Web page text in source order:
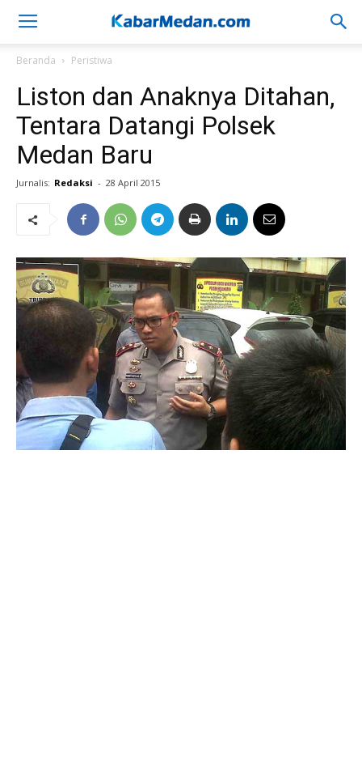
Beranda Peristiwa
Liston dan Anaknya Ditahan,
Tentara Datangi Polsek
Medan Baru
Jurnalis: Redaksi - 28 April 2015